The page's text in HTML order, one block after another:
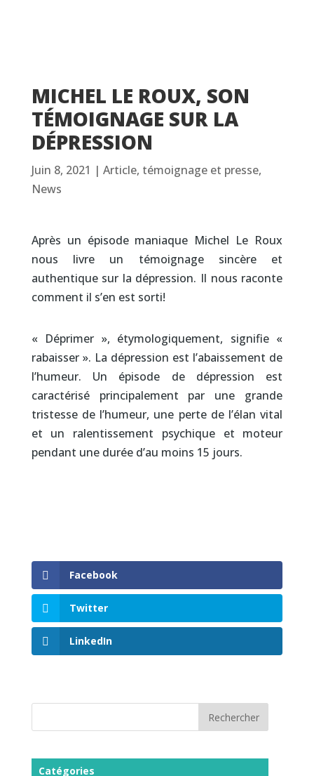
MICHEL LE ROUX, SON
TÉMOIGNAGE SUR LA
DÉPRESSION
Juin 8, 2021 | Article, témoignage et presse,
News
Après un épisode maniaque Michel Le Roux
nous livre un témoignage sincère et
authentique sur la dépression. Il nous raconte
comment il s’en est sorti!
« Déprimer », étymologiquement, signifie «
rabaisser ». La dépression est l’abaissement de
l’humeur. Un épisode de dépression est
caractérisé principalement par une grande
tristesse de l’humeur, une perte de l’élan vital
et un ralentissement psychique et moteur
pendant une durée d’au moins 15 jours.
Facebook
Twitter
LinkedIn
Catégories